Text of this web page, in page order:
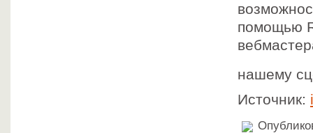
помощью
нашему
Источник: